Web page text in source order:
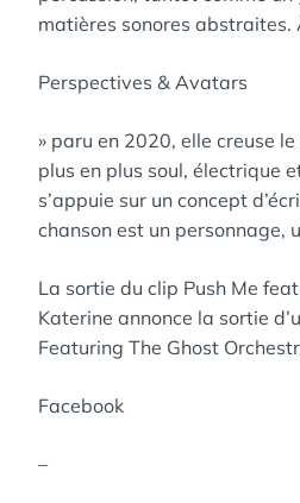
matières sonores abstraites.
Perspectives & Avatars
» paru en 2020, elle creuse le
plus en plus soul, électrique
s’appuie sur un concept
chanson est un personnage,
La sortie du clip Push Me
Katerine annonce la sortie
Featuring The Ghost
Facebook
–